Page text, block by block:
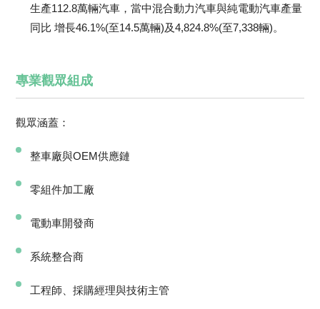
生產112.8萬輛汽車，當中混合動力汽車與純電動汽車產量
同比 增長46.1%(至14.5萬輛)及4,824.8%(至7,338輛)。
專業觀眾組成
觀眾涵蓋：
整車廠與OEM供應鏈
零組件加工廠
電動車開發商
系統整合商
工程師、採購經理與技術主管